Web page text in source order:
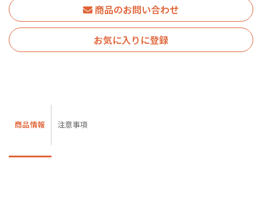
商品のお問い合わせ
お気に入りに登録
商品情報 注意事項